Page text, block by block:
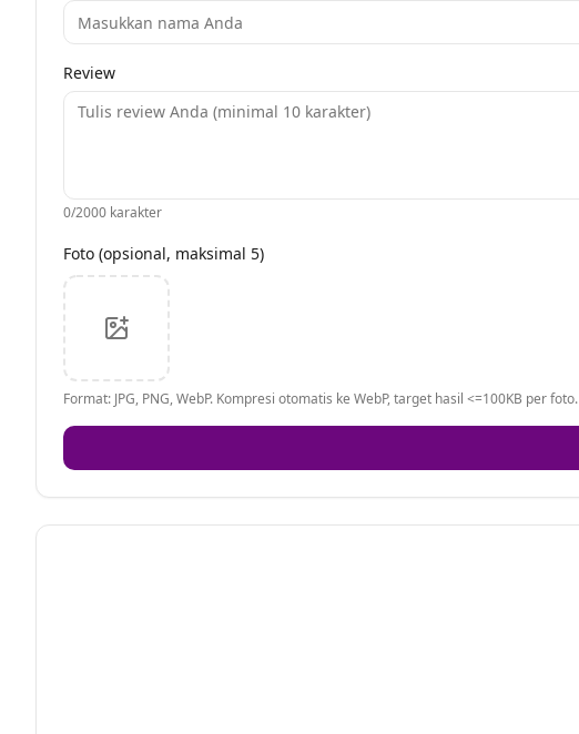
Review
0/2000 karakter
Foto (opsional, maksimal 5)
Format: JPG, PNG, WebP. Kompresi otomatis ke WebP, target hasil <=100KB per foto.